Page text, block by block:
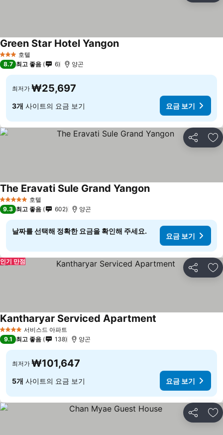
3 성급 호텔
Green Star Hotel Yangon
8.7 최고 좋음 6 양곤
최저가 ₩25,697
3개 사이트의 요금 보기 요금 보기
공유 즐
5 성급 호텔
The Eravati Sule Grand Yangon
9.3 최고 좋음 602 양곤
날짜를 선택해 정확한 요금을 확인해 주세요.
요금 보기
공유 즐
인기 만점
4 성급 서비스드 아파트
Kantharyar Serviced Apartment
9.1 최고 좋음 138 양곤
최저가 ₩101,647
5개 사이트의 요금 보기 요금 보기
공유 즐